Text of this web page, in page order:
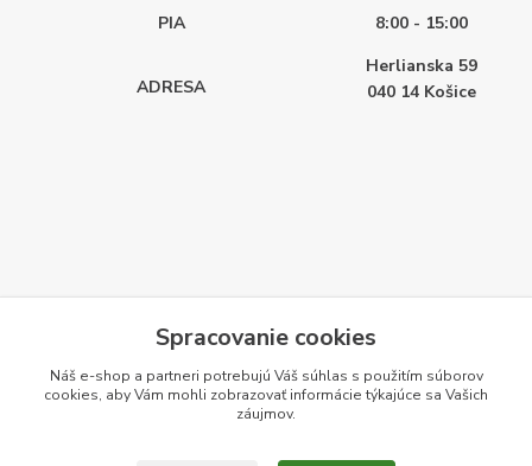
PIA
8:00 - 15:00
ADRESA
Herlianska 59
040 14 Košice
Spracovanie cookies
Náš e-shop a partneri potrebujú Váš súhlas s použitím súborov
cookies, aby Vám mohli zobrazovať informácie týkajúce sa Vašich
záujmov.